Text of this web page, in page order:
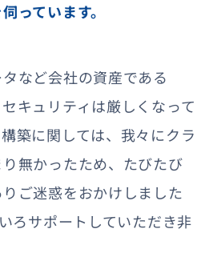
っています。
など会社の資産である
キュリティは厳しくなって
築に関しては、我々にクラ
無かったため、たびたび
ご迷惑をおかけしました
ろサポートしていただき非